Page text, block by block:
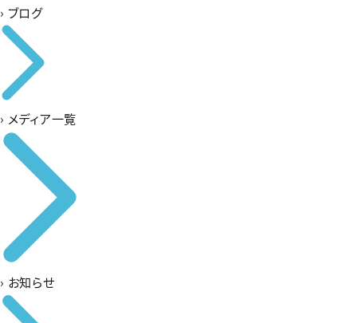
› ブログ
› メディア一覧
› お知らせ